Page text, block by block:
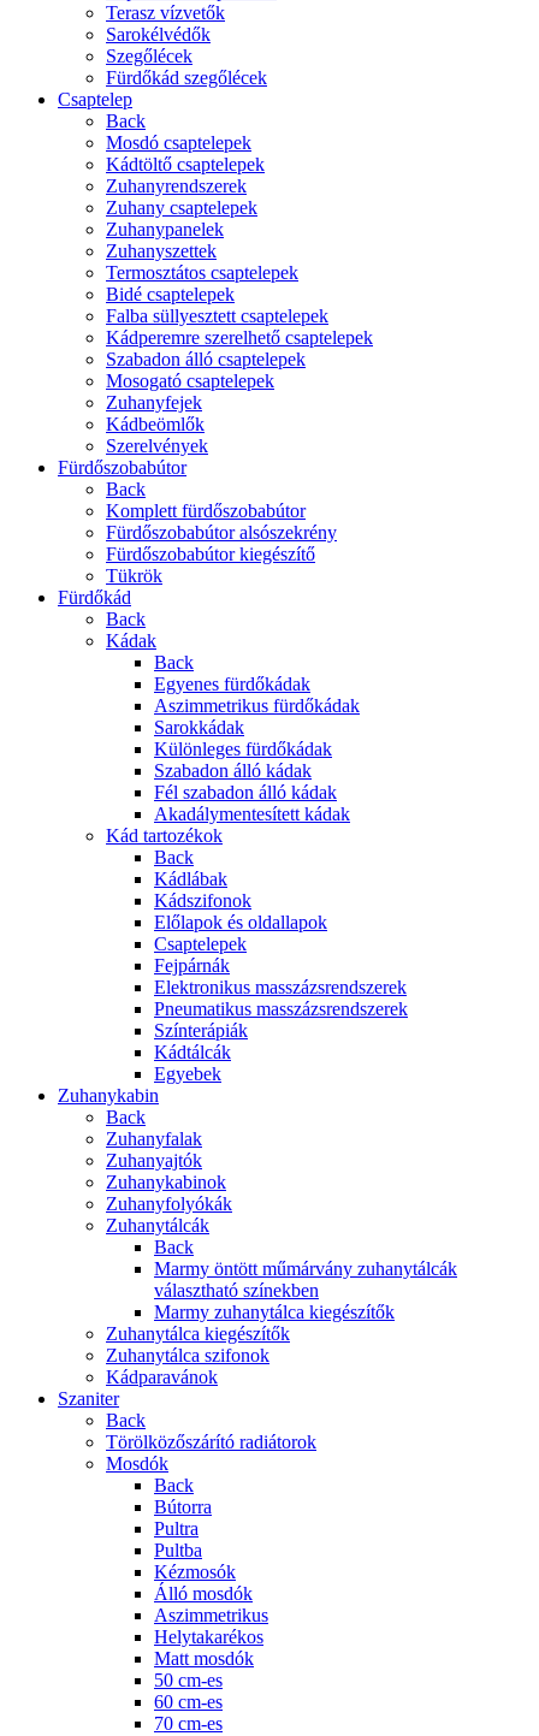
Terasz vízvetők
Sarokélvédők
Szegőlécek
Fürdőkád szegőlécek
Csaptelep
Back
Mosdó csaptelepek
Kádtöltő csaptelepek
Zuhanyrendszerek
Zuhany csaptelepek
Zuhanypanelek
Zuhanyszettek
Termosztátos csaptelepek
Bidé csaptelepek
Falba süllyesztett csaptelepek
Kádperemre szerelhető csaptelepek
Szabadon álló csaptelepek
Mosogató csaptelepek
Zuhanyfejek
Kádbeömlők
Szerelvények
Fürdőszobabútor
Back
Komplett fürdőszobabútor
Fürdőszobabútor alsószekrény
Fürdőszobabútor kiegészítő
Tükrök
Fürdőkád
Back
Kádak
Back
Egyenes fürdőkádak
Aszimmetrikus fürdőkádak
Sarokkádak
Különleges fürdőkádak
Szabadon álló kádak
Fél szabadon álló kádak
Akadálymentesített kádak
Kád tartozékok
Back
Kádlábak
Kádszifonok
Előlapok és oldallapok
Csaptelepek
Fejpárnák
Elektronikus masszázsrendszerek
Pneumatikus masszázsrendszerek
Színterápiák
Kádtálcák
Egyebek
Zuhanykabin
Back
Zuhanyfalak
Zuhanyajtók
Zuhanykabinok
Zuhanyfolyókák
Zuhanytálcák
Back
Marmy öntött műmárvány zuhanytálcák
választható színekben
Marmy zuhanytálca kiegészítők
Zuhanytálca kiegészítők
Zuhanytálca szifonok
Kádparavánok
Szaniter
Back
Törölközőszárító radiátorok
Mosdók
Back
Bútorra
Pultra
Pultba
Kézmosók
Álló mosdók
Aszimmetrikus
Helytakarékos
Matt mosdók
50 cm-es
60 cm-es
70 cm-es